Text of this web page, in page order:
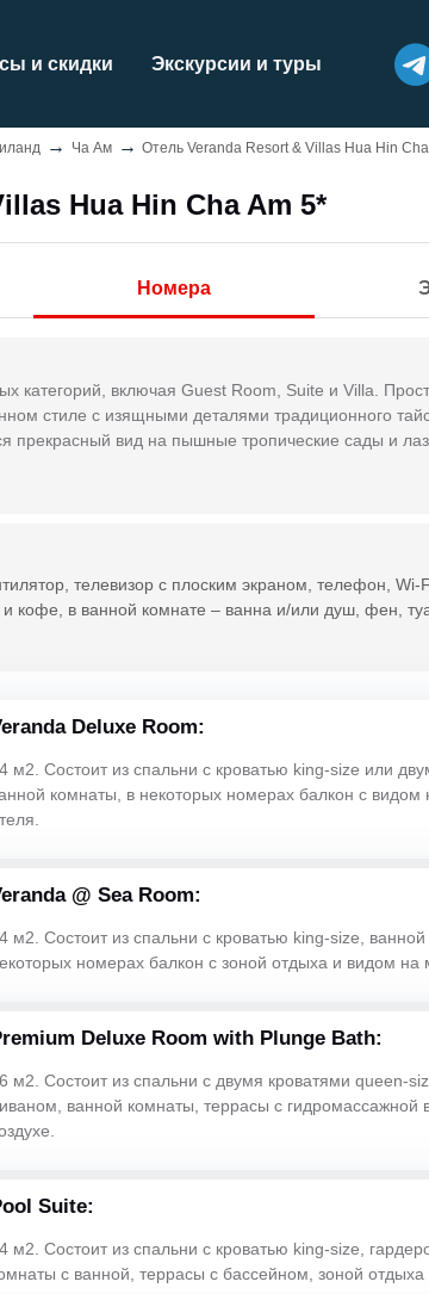
и скидки Экскурсии и туры
Ча Ам Отель Veranda Resort & Villas Hua Hin
Hua Hin Cha Am 5*
Номера
категорий, включая Guest Room, Suite и Villa.
стиле с изящными деталями традиционного
прекрасный вид на пышные тропические сады и
телевизор с плоским экраном, телефон,
кофе, в ванной комнате – ванна и/или душ, фен,
Deluxe Room:
м2. Состоит из спальни с кроватью king-size или
комнаты, в некоторых номерах балкон с видом
@ Sea Room:
м2. Состоит из спальни с кроватью king-size,
номерах балкон с зоной отдыха и видом на
Deluxe Room with Plunge Bath:
м2. Состоит из спальни с двумя кроватями queen-
ванной комнаты, террасы с гидромассажной
Suite:
м2. Состоит из спальни с кроватью king-size,
с ванной, террасы с бассейном, зоной